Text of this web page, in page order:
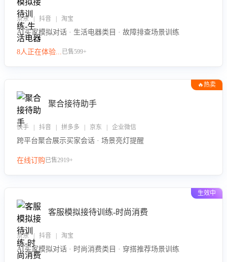
京东 | 抖音 | 淘宝
AI买家模拟对话 · 生活电器类目 · 故障排查场景训练
8人正在体验...已售599+
🔥热卖
聚合接待助手
快手 | 抖音 | 拼多多 | 京东 | 企业微信
跨平台聚合展示买家会话 · 场景亮灯提醒
在线订购已售2919+
生效中
客服模拟接待训练-时尚消费
京东 | 抖音 | 淘宝
AI买家模拟对话 · 时尚消费类目 · 穿搭推荐场景训练